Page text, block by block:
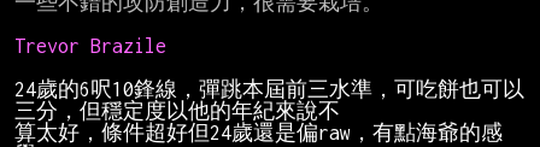
24歲的6呎10鋒線，彈跳本屆前三水準，可吃餅也可以
三分，但穩定度以他的年紀來說不
算太好，條件超好但24歲還是偏raw，有點海爺的感